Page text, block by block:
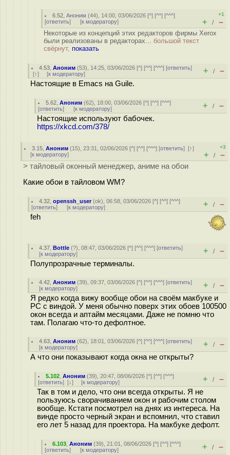
6.52 ,Аноним (44), 14:00, 03/06/2026 [^] [^^] [^^^]
[ответить] [к модератору]
+1
+ / –
Некоторые из концепций этих редакторов фирмы Xerox
были реализованы в редакторах... большой текст
свёрнут, показать
4.53 ,Аноним (53), 14:25, 03/06/2026 [^] [^^] [^^^] [ответить]
[↑] [к модератору] + / –
Настоящие в Emacs на Guile.
5.62 ,Аноним (62), 18:00, 03/06/2026 [^] [^^] [^^^]
[ответить] [к модератору] + / –
Настоящие используют бабочек.
https://xkcd.com/378/
3.15 ,Аноним (15), 23:31, 02/06/2026 [^] [^^] [^^^] [ответить][↑]
[к модератору]
+3
+ / –
> тайловый оконный менеджер, аниме на обои
Какие обои в тайловом WM?
4.32 ,openssh_user(ok), 06:58, 03/06/2026 [^] [^^] [^^^]
[ответить] [к модератору] + / –
feh
4.37 ,Bottle (?), 08:47, 03/06/2026 [^] [^^] [^^^] [ответить]
[к модератору] + / –
Полупрозрачные терминалы.
4.42 ,Аноним (39), 09:37, 03/06/2026 [^] [^^] [^^^] [ответить]
[к модератору] + / –
Я редко когда вижу вообще обои на своём макбуке и
PC с виндой. У меня обычно поверх этих обоев 100500
окон всегда и аптайм месяцами. Даже не помню что
там. Полагаю что-то дефолтное.
4.63 ,Аноним (62), 18:01, 03/06/2026 [^] [^^] [^^^] [ответить]
[к модератору] + / –
А что они показывают когда окна не открыты?
5.102 ,Аноним (39), 20:47, 08/06/2026 [^] [^^] [^^^]
[ответить] [↓] [к модератору] + / –
Так в том и дело, что они всегда открыты. Я не
пользуюсь сворачиванием окон и рабочим столом
вообще. Кстати посмотрел на днях из интереса. На
винде просто черный экран и вспомнил, что ставил
его лет 5 назад для проектора. На макбуке дефолт.
6.103 ,Аноним (39), 21:01, 08/06/2026 [^] [^^] [^^^]
[ответить] [к модератору] + / –